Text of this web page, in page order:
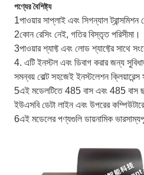
পণ্যের বৈশিষ্ট্য
1পাওয়ার সাপ্লাই এবং সিগন্যাল ট্রান্সমিশন
2কোন রেসিং নেই, গতির বিস্তৃত পরিসীমা।
3পাওয়ার শ্যাফ্ট এবং লোড শ্যাফ্টের সাথে
4. এটি ইনস্টল এবং ডিবাগ করার জন্য
সমন্বয় বোল্ট সহজেই ইনস্টলেশন ক্লিয়ারেন্স
5এই মডেলটিতে 485 বাস এবং 485 বাস
ইউএসবি ডেটা লাইন এবং উপরের
6এই মডেলের পণ্যগুলি ডায়নামিক